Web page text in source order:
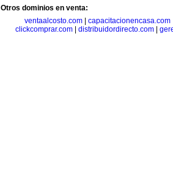
Otros dominios en venta:
ventaalcosto.com
capacitacionencasa.com
clickcomprar.com| distribuidordirecto.com|